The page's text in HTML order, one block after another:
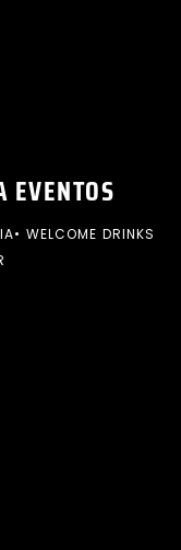
EVENTOS
WELCOME DRINKS